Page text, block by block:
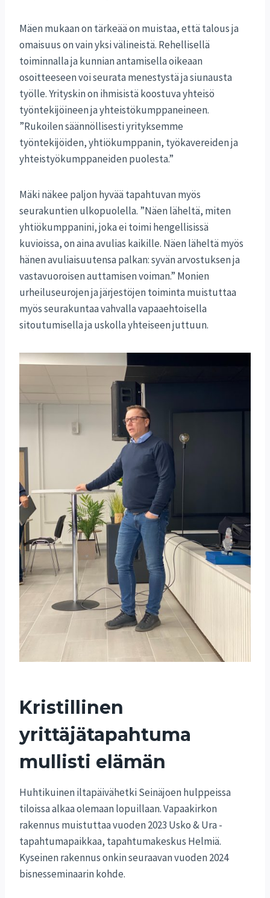
Mäen mukaan on tärkeää on muistaa, että talous ja
omaisuus on vain yksi välineistä. Rehellisellä
toiminnalla ja kunnian antamisella oikeaan
osoitteeseen voi seurata menestystä ja siunausta
työlle. Yrityskin on ihmisistä koostuva yhteisö
työntekijöineen ja yhteistökumppaneineen.
”Rukoilen säännöllisesti yrityksemme
työntekijöiden, yhtiökumppanin, työkavereiden ja
yhteistyökumppaneiden puolesta.”
Mäki näkee paljon hyvää tapahtuvan myös
seurakuntien ulkopuolella. ”Näen läheltä, miten
yhtiökumppanini, joka ei toimi hengellisissä
kuvioissa, on aina avulias kaikille. Näen läheltä myös
hänen avuliaisuutensa palkan: syvän arvostuksen ja
vastavuoroisen auttamisen voiman.” Monien
urheiluseurojen ja järjestöjen toiminta muistuttaa
myös seurakuntaa vahvalla vapaaehtoisella
sitoutumisella ja uskolla yhteiseen juttuun.
Kristillinen
yrittäjätapahtuma
mullisti elämän
Huhtikuinen iltapäivähetki Seinäjoen hulppeissa
tiloissa alkaa olemaan lopuillaan. Vapaakirkon
rakennus muistuttaa vuoden 2023 Usko & Ura -
tapahtumapaikkaa, tapahtumakeskus Helmiä.
Kyseinen rakennus onkin seuraavan vuoden 2024
bisnesseminaarin kohde.